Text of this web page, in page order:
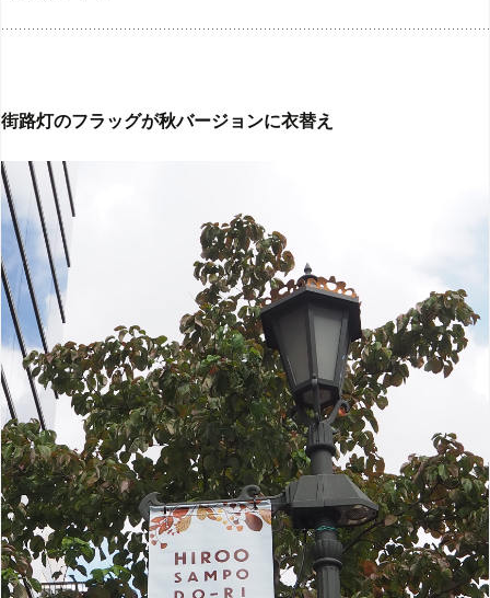
街路灯のフラッグが秋バージョンに衣替え